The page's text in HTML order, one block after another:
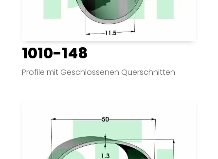
1010-148
Profile mit Geschlossenen Querschnitten